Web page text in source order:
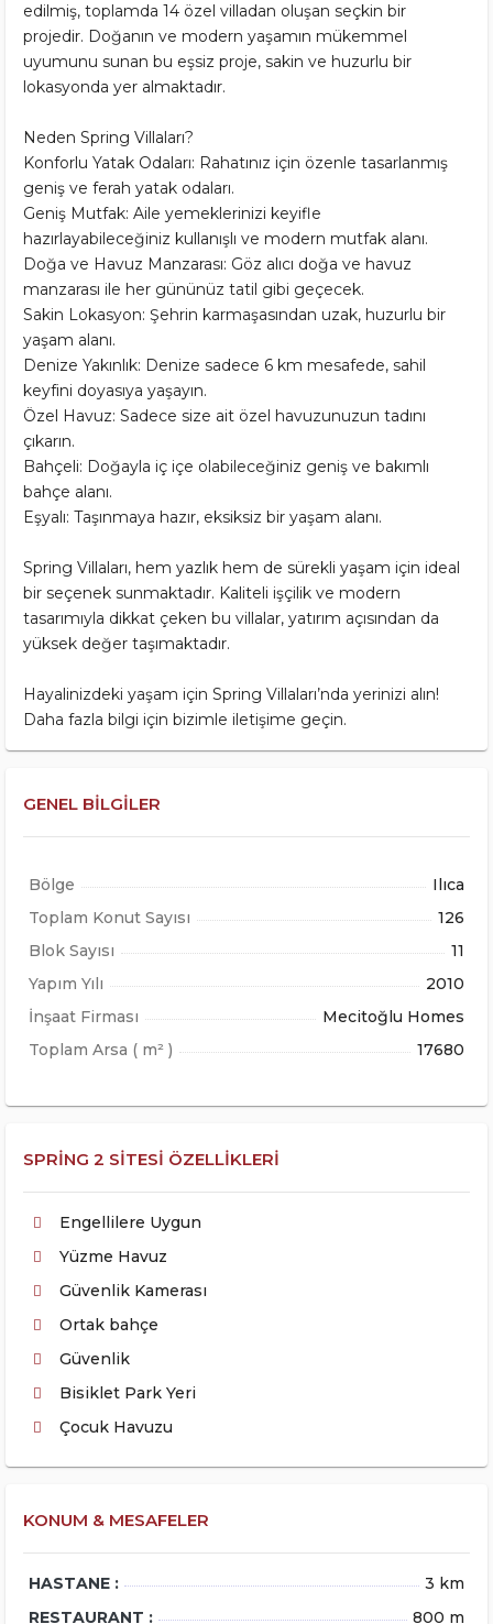
edilmiş, toplamda 14 özel villadan oluşan seçkin bir
projedir. Doğanın ve modern yaşamın mükemmel
uyumunu sunan bu eşsiz proje, sakin ve huzurlu bir
lokasyonda yer almaktadır.
Neden Spring Villaları?
Konforlu Yatak Odaları: Rahatınız için özenle tasarlanmış
geniş ve ferah yatak odaları.
Geniş Mutfak: Aile yemeklerinizi keyifle
hazırlayabileceğiniz kullanışlı ve modern mutfak alanı.
Doğa ve Havuz Manzarası: Göz alıcı doğa ve havuz
manzarası ile her gününüz tatil gibi geçecek.
Sakin Lokasyon: Şehrin karmaşasından uzak, huzurlu bir
yaşam alanı.
Denize Yakınlık: Denize sadece 6 km mesafede, sahil
keyfini doyasıya yaşayın.
Özel Havuz: Sadece size ait özel havuzunuzun tadını
çıkarın.
Bahçeli: Doğayla iç içe olabileceğiniz geniş ve bakımlı
bahçe alanı.
Eşyalı: Taşınmaya hazır, eksiksiz bir yaşam alanı.
Spring Villaları, hem yazlık hem de sürekli yaşam için ideal
bir seçenek sunmaktadır. Kaliteli işçilik ve modern
tasarımıyla dikkat çeken bu villalar, yatırım açısından da
yüksek değer taşımaktadır.
Hayalinizdeki yaşam için Spring Villaları’nda yerinizi alın!
Daha fazla bilgi için bizimle iletişime geçin.
GENEL BILGILER
Bölge
Ilıca
Toplam Konut Sayısı
126
Blok Sayısı
11
Yapım Yılı
2010
İnşaat Firması
Mecitoğlu Homes
Toplam Arsa ( m² )
17680
SPRING 2 SITESI ÖZELLIKLERI
Engellilere Uygun
Yüzme Havuz
Güvenlik Kamerası
Ortak bahçe
Güvenlik
Bisiklet Park Yeri
Çocuk Havuzu
KONUM & MESAFELER
HASTANE :
3 km
RESTAURANT :
800 m